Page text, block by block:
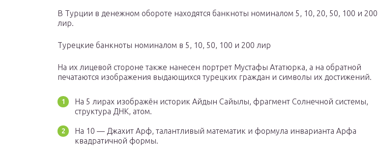
В Турции в денежном обороте находятся банкноты номиналом 5, 10, 20, 50, 100 и 200
лир.
Турецкие банкноты номиналом в 5, 10, 50, 100 и 200 лир
На их лицевой стороне также нанесен портрет Мустафы Ататюрка, а на обратной
печатаются изображения выдающихся турецких граждан и символы их достижений.
На 5 лирах изображён историк Айдын Сайылы, фрагмент Солнечной системы,
структура ДНК, атом.
На 10 — Джахит Арф, талантливый математик и формула инварианта Арфа
квадратичной формы.